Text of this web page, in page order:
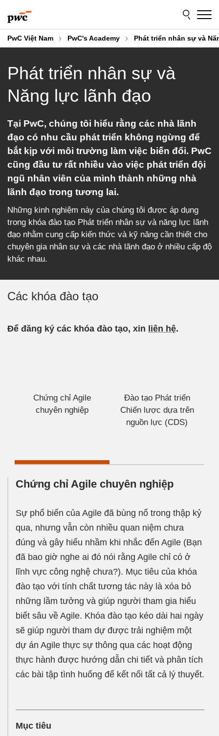
PwC Việt Nam PwC's Academy Phát triển nhân sự và
Phát triển nhân sự và
Năng lực lãnh đạo
Tại PwC, chúng tôi hiểu rằng các nhà lãnh
đạo có nhu cầu phát triển không ngừng để
bắt kịp với môi trường làm việc biến đổi. PwC
cũng đầu tư rất nhiều vào việc phát triển đội
ngũ nhân viên của mình thành những nhà
lãnh đạo trong tương lai.
Những kinh nghiệm này của chúng tôi được áp dụng
trong khóa đào tạo Phát triển nhân sự và năng lực lãnh
đạo nhằm cung cấp kiến thức và kỹ năng cần thiết cho
chuyên gia nhân sự và các nhà lãnh đạo ở nhiều cấp độ
khác nhau.
Các khóa đào tạo
Để đăng ký các khóa đào tạo, xin liên hệ.
Chứng chỉ Agile
chuyên nghiệp
Đào tạo Phát triển
Chiến lược dựa trên
nguồn lực (CDS)
Chứng chỉ Agile chuyên nghiệp
Sự phổ biến của Agile đã bùng nổ trong thập kỷ
qua, nhưng vẫn còn nhiều quan niệm chưa
đúng và gây hiểu nhầm khi nhắc đến Agile (Bạn
đã bao giờ nghe ai đó nói rằng Agile chỉ có ở
lĩnh vực công nghệ chưa?). Mục tiêu của khóa
đào tạo với tính chất tương tác này là xóa bỏ
những lầm tưởng và giúp người tham gia hiểu
biết sâu về Agile. Khóa đào tạo kéo dài hai ngày
sẽ giúp người tham dự được trải nghiệm một
dự án Agile thực sự thông qua các hoạt động
thực hành được hướng dẫn chi tiết và phân tích
các bài tập tình huống để kết nối tất cả lý thuyết.
Mục tiêu